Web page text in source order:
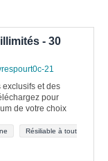
- 30
21
exclusifs et des
pour
de votre choix
Résiliable à tout